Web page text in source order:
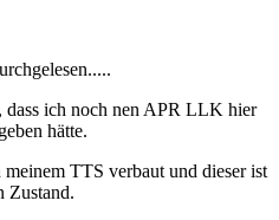
dass ich noch nen APR LLK hier
hätte.
TTS verbaut und dieser ist
Zustand.